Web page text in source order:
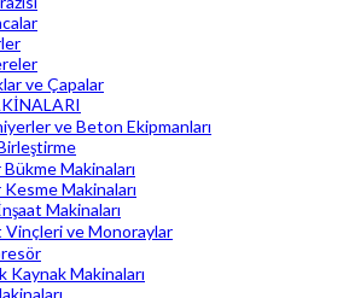
ve Çapalar
ve Beton Ekipmanları
Makinaları
Makinaları
Makinaları
Vinçleri ve Monoraylar
Kaynak Makinaları